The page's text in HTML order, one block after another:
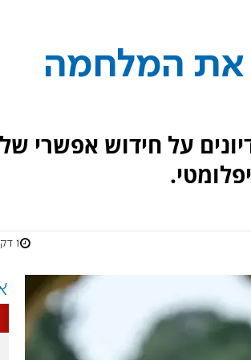
את המלחמה
על חידוש אפשרי של
1 דקות